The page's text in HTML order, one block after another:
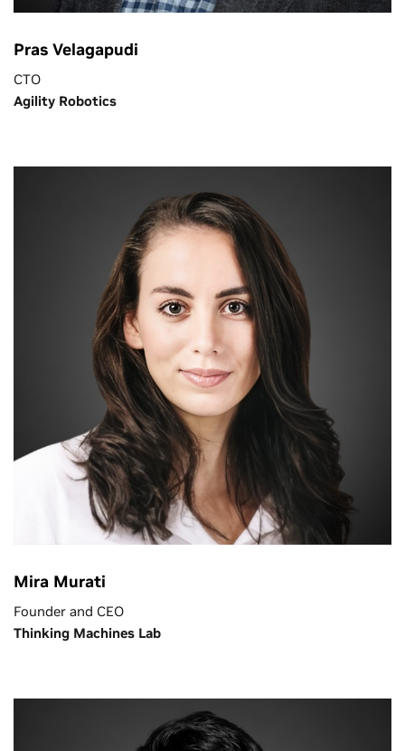
Pras Velagapudi
CTO
Agility Robotics
Mira Murati
Founder and CEO
Thinking Machines Lab